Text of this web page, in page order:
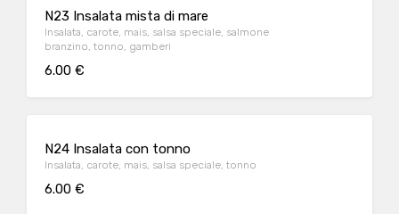
N23 Insalata mista di mare
Insalata, carote, mais, salsa speciale, salmone
branzino, tonno, gamberi
6.00 €
N24 Insalata con tonno
Insalata, carote, mais, salsa speciale, tonno
6.00 €